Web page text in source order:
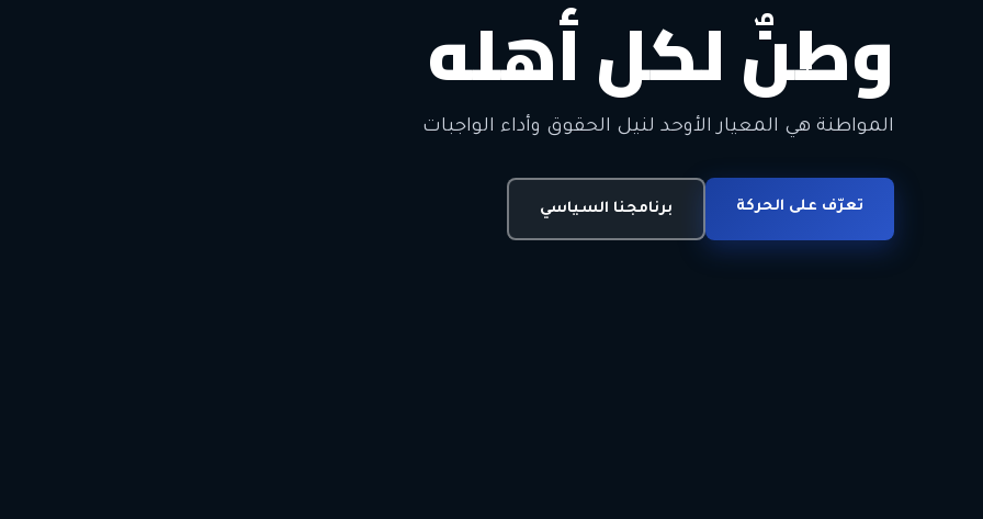
وطنٌ لكل أهله
المواطنة هي المعيار الأوحد لنيل الحقوق وأداء الواجبات
تعرّف على الحركة برنامجنا السياسي
معاً من أجل التغيير
الحرية • الوحدة • السلام • الديمقراطية
انضم للحركة اتصل بنا